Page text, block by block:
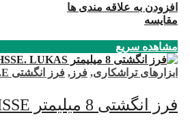
افزودن به علاقه مندی ها
مقایسه
مشاهده سریع
ابزارهای تراشکاری, فرز , فرز انگشتی HSS.E
فرز انگشتی 8 میلیمتر LUKAS .HSSE